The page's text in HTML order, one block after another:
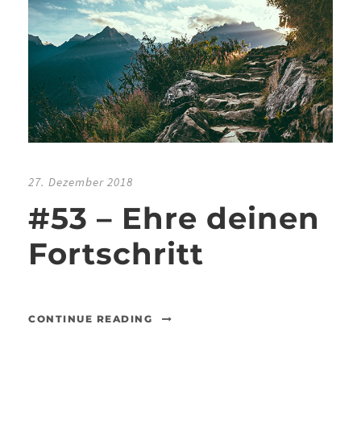
27. Dezember 2018
#53 – Ehre deinen
Fortschritt
CONTINUE READING